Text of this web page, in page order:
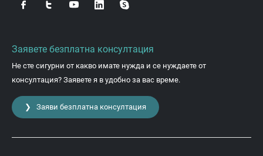
Заявете безплатна консултация
Не сте сигурни от какво имате нужда и се нуждаете от
консултация? Заявете я в удобно за вас време.
❯ Заяви безплатна консултация